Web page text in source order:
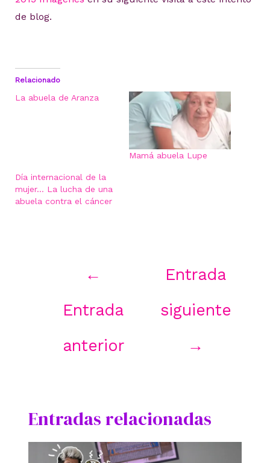
de blog.
Relacionado
La abuela de Aranza
Mamá abuela Lupe
Día internacional de la
mujer… La lucha de una
abuela contra el cáncer
←
Entrada
anterior
Entrada
siguiente
→
Entradas relacionadas